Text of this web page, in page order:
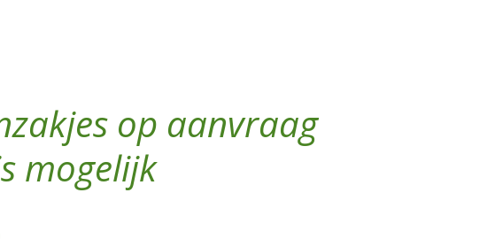
op aanvraag
mogelijk